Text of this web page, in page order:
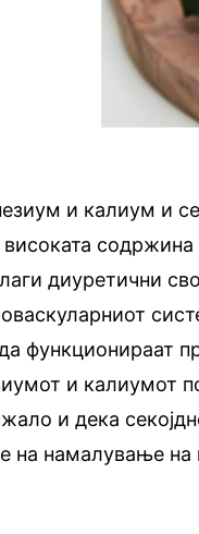
и калиум и
диуретични
функционираат
и калиумот
и дека
на намалување